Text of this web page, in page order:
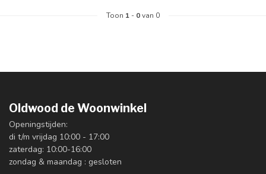
Toon 1 - 0van 0
Oldwood de Woonwinkel
Openingstijden:
di t/m vrijdag 10:00 - 17:00
zaterdag: 10:00-16:00
zondag & maandag : gesloten